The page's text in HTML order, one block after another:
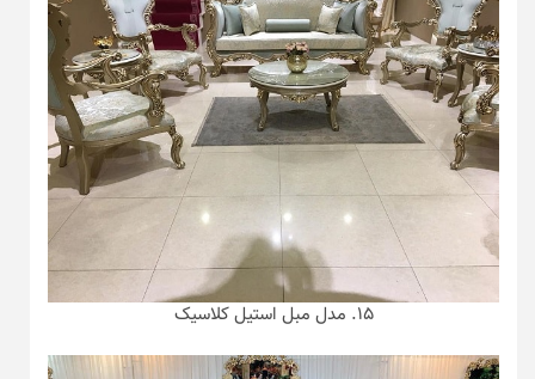
۱۵. مدل مبل استیل کلاسیک